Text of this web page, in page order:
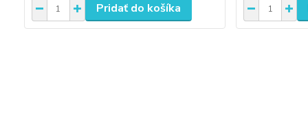
Pridať do košíka